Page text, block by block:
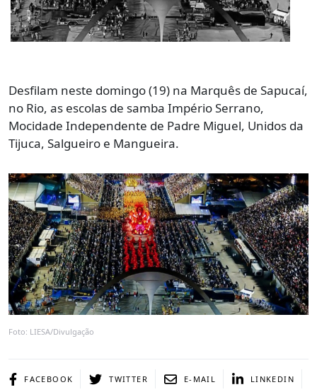
Desfilam neste domingo (19) na Marquês de Sapucaí,
no Rio, as escolas de samba Império Serrano,
Mocidade Independente de Padre Miguel, Unidos da
Tijuca, Salgueiro e Mangueira.
Foto: LIESA/Divulgação
FACEBOOK TWITTER E-MAIL
LINKEDIN